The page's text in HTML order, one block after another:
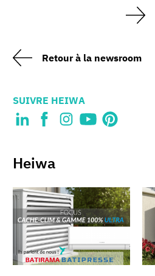
Retour à la newsroom
SUIVRE HEIWA
Heiwa